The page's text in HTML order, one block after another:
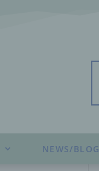
NEWS/BLOG